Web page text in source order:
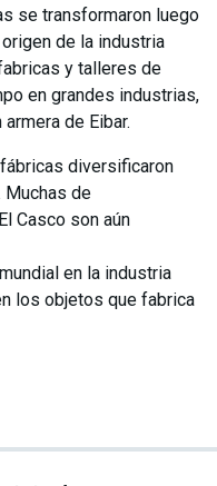
se transformaron luego
de la industria
y talleres de
en grandes industrias,
de Eibar.
diversificaron
Muchas de
Casco son aún
en la industria
los objetos que fabrica